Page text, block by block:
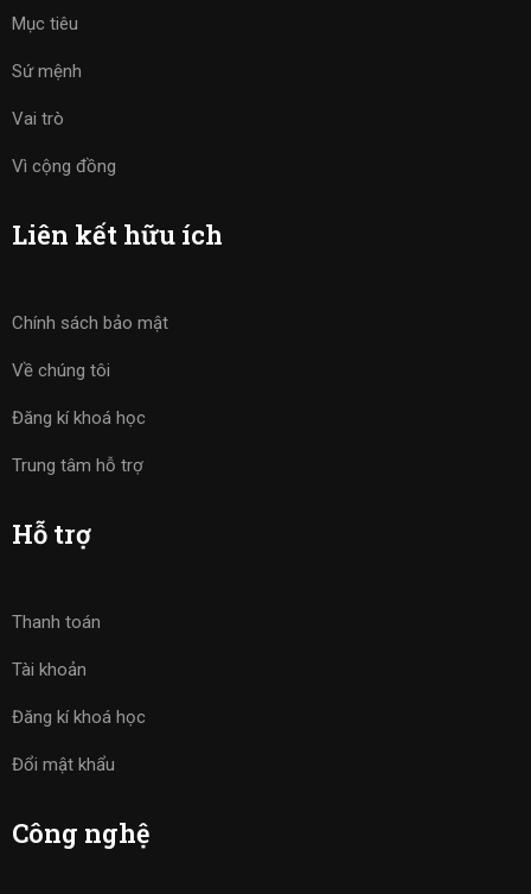
Mục tiêu
Sứ mệnh
Vai trò
Vì cộng đồng
Liên kết hữu ích
Chính sách bảo mật
Về chúng tôi
Đăng kí khoá học
Trung tâm hỗ trợ
Hỗ trợ
Thanh toán
Tài khoản
Đăng kí khoá học
Đổi mật khẩu
Công nghệ